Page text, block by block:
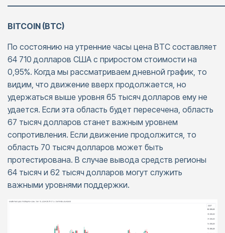
BITCOIN (BTC)
По состоянию на утренние часы цена BTC составляет
64 710 долларов США с приростом стоимости на
0,95%. Когда мы рассматриваем дневной график, то
видим, что движение вверх продолжается, но
удержаться выше уровня 65 тысяч долларов ему не
удается. Если эта область будет пересечена, область
67 тысяч долларов станет важным уровнем
сопротивления. Если движение продолжится, то
область 70 тысяч долларов может быть
протестирована. В случае вывода средств регионы
64 тысяч и 62 тысяч долларов могут служить
важными уровнями поддержки.